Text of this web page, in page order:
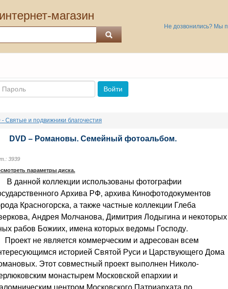
магазин
Не дозвонились? Мы
Войти
- Святые и подвижники благочестия
DVD – Романовы. Семейный фотоальбом.
3939
параметры диска.
данной коллекции использованы фотографии
Архива РФ, архива Кинофотодокументов
Красногорска, а также частные коллекции Глеба
Андрея Молчанова, Димитрия Лодыгина и некоторых
рабов Божиих, имена которых ведомы Господу.
не является коммерческим и адресован всем
историей Святой Руси и Царствующего Дома
Этот совместный проект выполнен Николо-
монастырем Московской епархии и
центром Московского Патриархата по